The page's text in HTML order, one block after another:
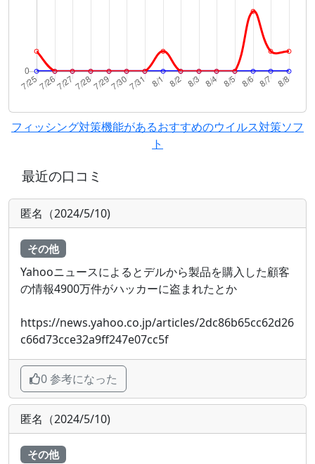
フィッシング対策機能があるおすすめのウイルス対策ソフ
ト
最近の口コミ
匿名（2024/5/10)
その他
Yahooニュースによるとデルから製品を購入した顧客
の情報4900万件がハッカーに盗まれたとか
https://news.yahoo.co.jp/articles/2dc86b65cc62d26
c66d73cce32a9ff247e07cc5f
0 参考になった
匿名（2024/5/10)
その他